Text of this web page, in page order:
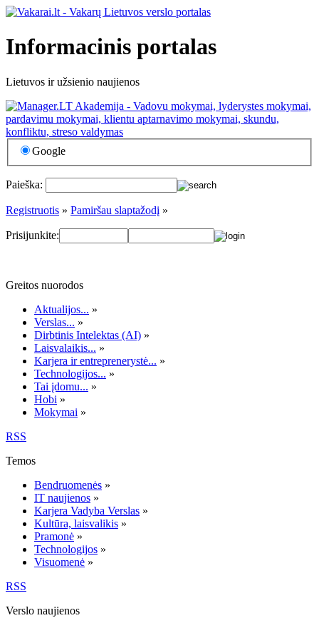
Informacinis portalas
Lietuvos ir užsienio naujienos
Google
Paieška:
Registruotis » Pamiršau slaptažodį »
Prisijunkite:
Greitos nuorodos
Aktualijos... »
Verslas... »
Dirbtinis Intelektas (AI) »
Laisvalaikis... »
Karjera ir entreprenerystė... »
Technologijos... »
Tai įdomu... »
Hobi »
Mokymai »
RSS
Temos
Bendruomenės »
IT naujienos »
Karjera Vadyba Verslas »
Kultūra, laisvalikis »
Pramonė »
Technologijos »
Visuomenė »
RSS
Verslo naujienos